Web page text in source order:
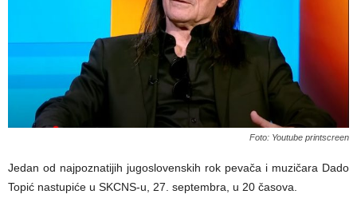
Foto: Youtube printscreen
Jedan od najpoznatijih jugoslovenskih rok pevača i muzičara Dado
Topić nastupiće u SKCNS-u, 27. septembra, u 20 časova.